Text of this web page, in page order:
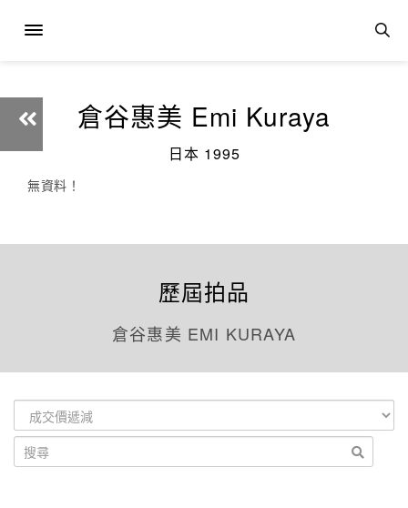
倉谷惠美 Emi Kuraya
日本 1995
無資料！
歷屆拍品
倉谷惠美 EMI KURAYA